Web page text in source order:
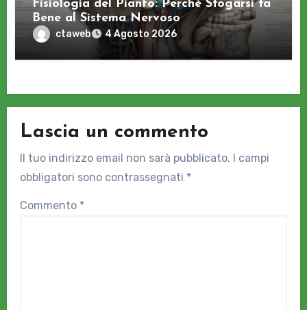
Fisiologia del Pianto: Perché Sfogarsi fa
Bene al Sistema Nervoso
ctaweb 4 Agosto 2026
Lascia un commento
Il tuo indirizzo email non sarà pubblicato.
I campi
obbligatori sono contrassegnati *
Commento *